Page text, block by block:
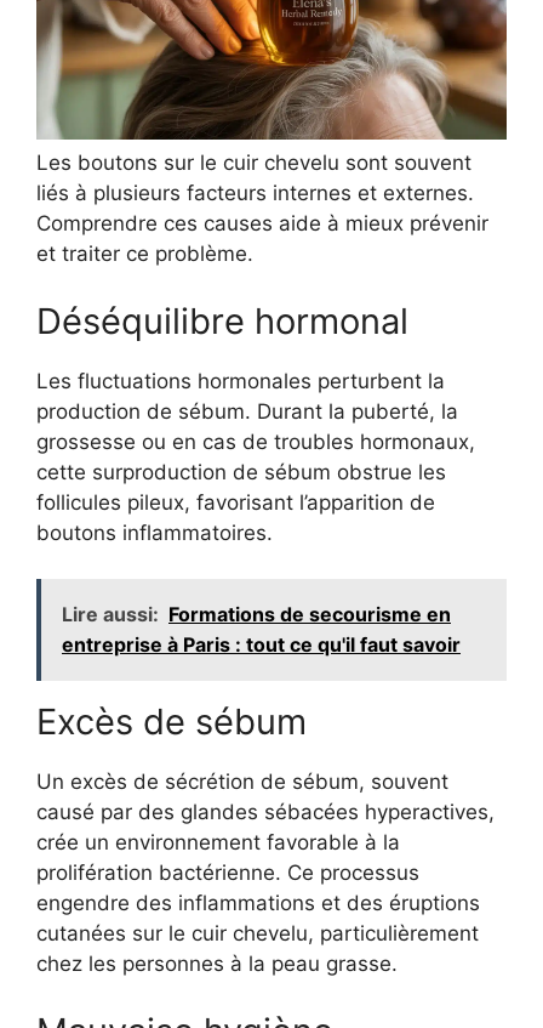
Les boutons sur le cuir chevelu sont souvent
liés à plusieurs facteurs internes et externes.
Comprendre ces causes aide à mieux prévenir
et traiter ce problème.
Déséquilibre hormonal
Les fluctuations hormonales perturbent la
production de sébum. Durant la puberté, la
grossesse ou en cas de troubles hormonaux,
cette surproduction de sébum obstrue les
follicules pileux, favorisant l’apparition de
boutons inflammatoires.
Lire aussi: Formations de secourisme en
entreprise à Paris : tout ce qu'il faut savoir
Excès de sébum
Un excès de sécrétion de sébum, souvent
causé par des glandes sébacées hyperactives,
crée un environnement favorable à la
prolifération bactérienne. Ce processus
engendre des inflammations et des éruptions
cutanées sur le cuir chevelu, particulièrement
chez les personnes à la peau grasse.